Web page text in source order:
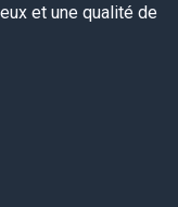
et une qualité de